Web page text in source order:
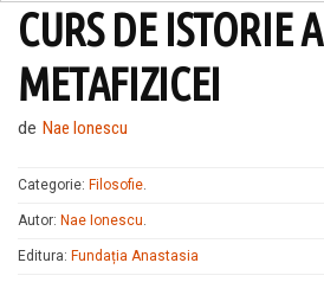
CURS DE ISTORIE A
METAFIZICEI
de Nae Ionescu
Categorie: Filosofie.
Autor: Nae Ionescu.
Editura: Fundația Anastasia